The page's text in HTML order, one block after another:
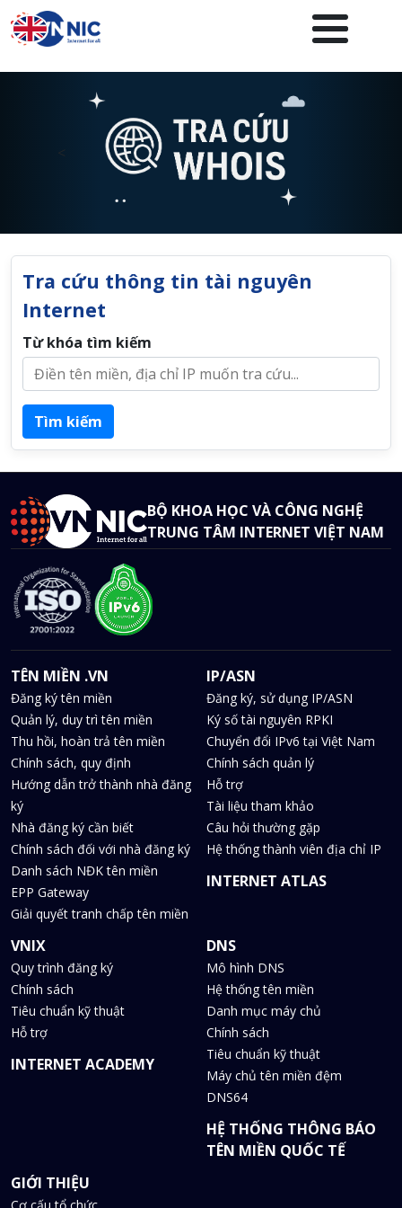
Nhảy đến nội dung
<
Tra cứu thông tin tài nguyên
Internet
Từ khóa tìm kiếm
BỘ KHOA HỌC VÀ CÔNG NGHỆ
TRUNG TÂM INTERNET VIỆT NAM
TÊN MIỀN .VN
Đăng ký tên miền
Quản lý, duy trì tên miền
Thu hồi, hoàn trả tên miền
Chính sách, quy định
Hướng dẫn trở thành nhà đăng
ký
Nhà đăng ký cần biết
Chính sách đối với nhà đăng ký
Danh sách NĐK tên miền
EPP Gateway
Giải quyết tranh chấp tên miền
IP/ASN
Đăng ký, sử dụng IP/ASN
Ký số tài nguyên RPKI
Chuyển đổi IPv6 tại Việt Nam
Chính sách quản lý
Hỗ trợ
Tài liệu tham khảo
Câu hỏi thường gặp
Hệ thống thành viên địa chỉ IP
INTERNET ATLAS
VNIX
Quy trình đăng ký
Chính sách
Tiêu chuẩn kỹ thuật
Hỗ trợ
INTERNET ACADEMY
DNS
Mô hình DNS
Hệ thống tên miền
Danh mục máy chủ
Chính sách
Tiêu chuẩn kỹ thuật
Máy chủ tên miền đệm
DNS64
HỆ THỐNG THÔNG BÁO
TÊN MIỀN QUỐC TẾ
GIỚI THIỆU